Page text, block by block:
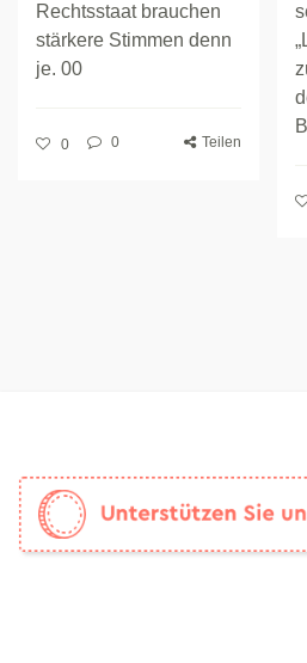
Rechtsstaat brauchen
stärkere Stimmen denn
je. 00
0 0 Teilen